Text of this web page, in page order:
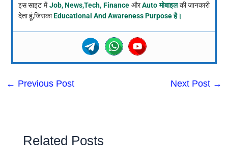
इस साइट मेंJob, News,Tech, Finance औरAuto मोबाइलकी जानकारी
देता हूं,जिसकाEducational And Awareness Purpose है।
← Previous Post Next Post →
Related Posts